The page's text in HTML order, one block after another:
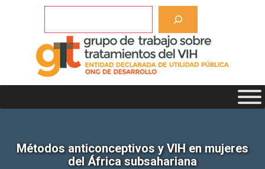
Métodos anticonceptivos y VIH en mujeres
del África subsahariana